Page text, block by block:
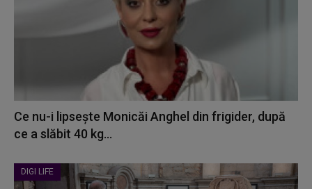
Ce nu-i lipsește Monicăi Anghel din frigider, după
ce a slăbit 40 kg...
DIGI LIFE